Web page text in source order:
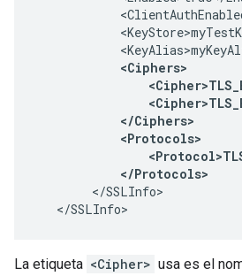
<Ciphers>
            </Ciphers>
            <Protocols>
            </Protocols>
        </SSLInfo>
   </SSLInfo>
La etiqueta <Cipher> usa es el